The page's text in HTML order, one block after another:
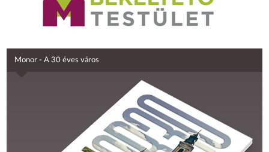
Monor - A 30 éves város